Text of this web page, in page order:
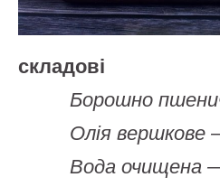
складові
Борошно
Олія вершкове
Вода очищена